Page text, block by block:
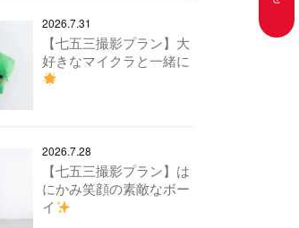
2026.7.31
【七五三撮影プラン】大
好きなマイクラと一緒に
2026.7.28
【七五三撮影プラン】は
にかみ笑顔の素敵なボー
イ